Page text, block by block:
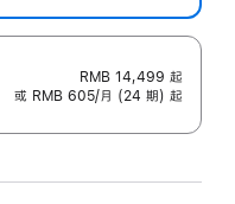
RMB 14,499 起
或 RMB 605/月 (24 期) 起